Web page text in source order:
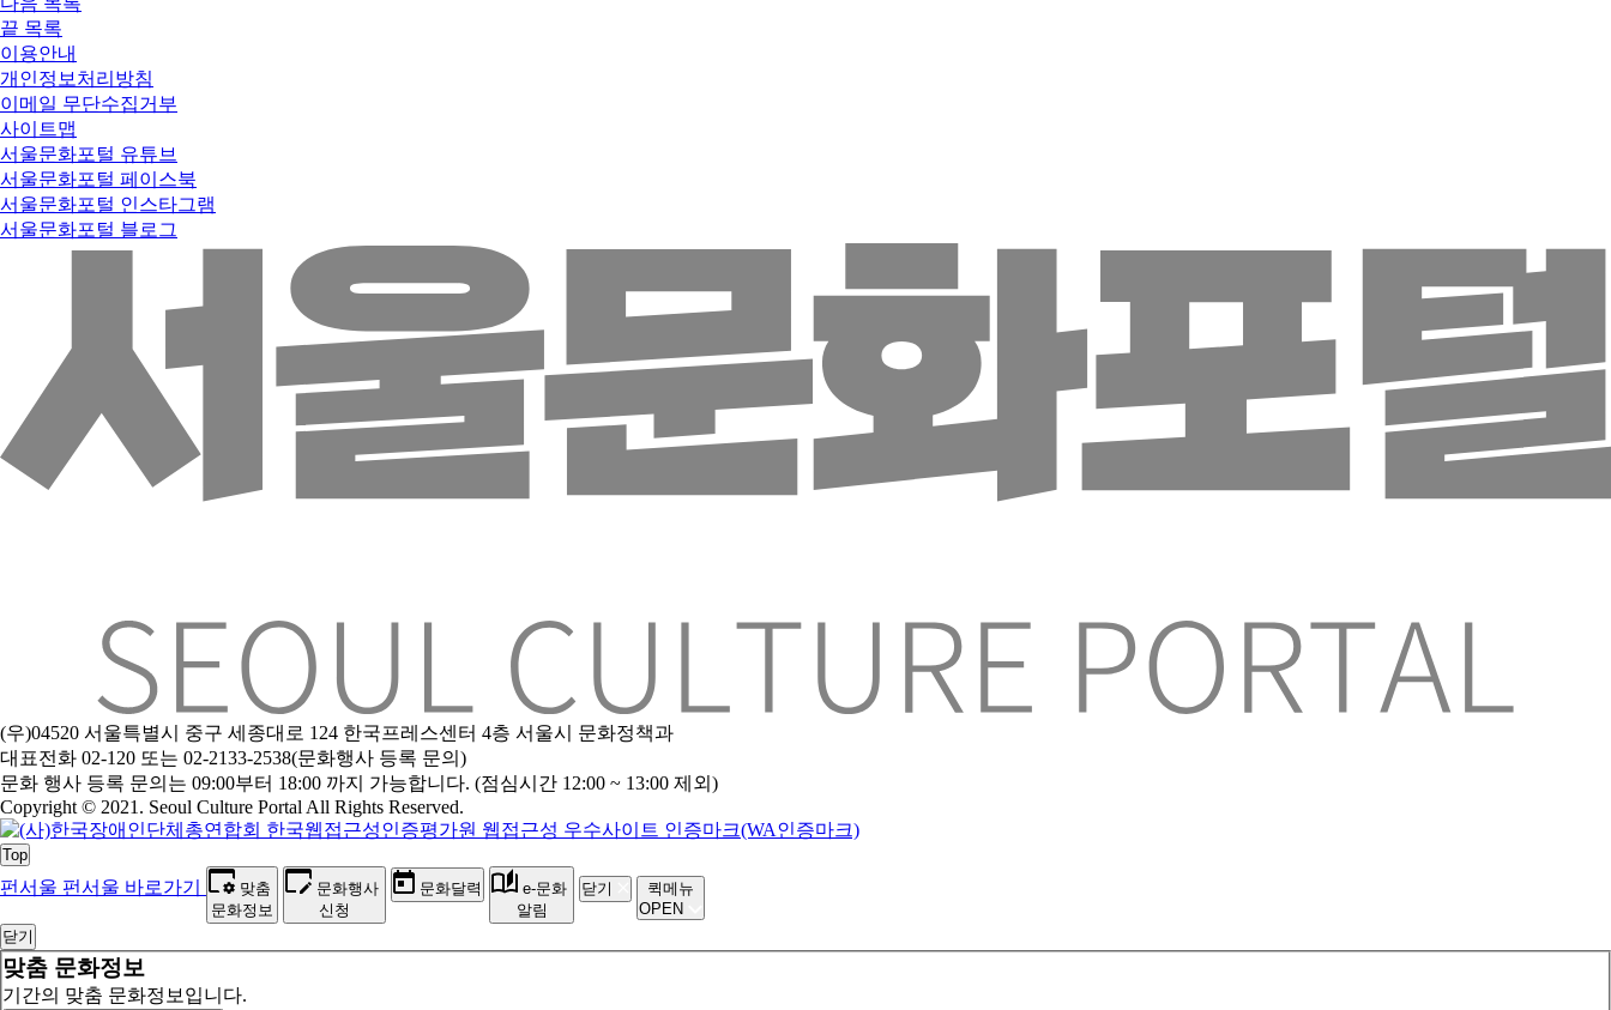
끝 목록
이용안내
개인정보처리방침
이메일 무단수집거부
사이트맵
서울문화포털 유튜브
서울문화포털 페이스북
서울문화포털 인스타그램
서울문화포털 블로그
(우)04520 서울특별시 중구 세종대로 124 한국프레스센터 4층 서울시 문화정책과
대표전화 02-120 또는 02-2133-2538(문화행사 등록 문의)
문화 행사 등록 문의는 09:00부터 18:00 까지 가능합니다. (점심시간 12:00 ~ 13:00 제외)
Copyright © 2021. Seoul Culture Portal All Rights Reserved.
Top
펀서울 펀서울 바로가기
맞춤
문화정보
문화행사
신청
문화달력
e-문화
알림
닫기
퀵메뉴
OPEN
닫기
맞춤 문화정보
기간의 맞춤 문화정보입니다.